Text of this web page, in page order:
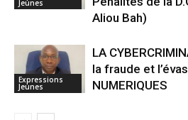
Jeunes
Aliou Bah)
Expressions
Jeunes
LA
la fraude et
NUMERIQUES